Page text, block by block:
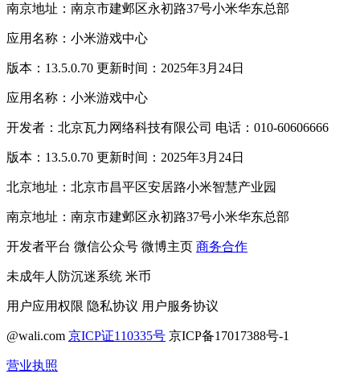
南京地址：南京市建邺区永初路37号小米华东总部
应用名称：小米游戏中心
版本：13.5.0.70 更新时间：2025年3月24日
应用名称：小米游戏中心
开发者：北京瓦力网络科技有限公司 电话：010-60606666
版本：13.5.0.70 更新时间：2025年3月24日
北京地址：北京市昌平区安居路小米智慧产业园
南京地址：南京市建邺区永初路37号小米华东总部
开发者平台 微信公众号 微博主页 商务合作
未成年人防沉迷系统 米币
用户应用权限 隐私协议 用户服务协议
@wali.com 京ICP证110335号 京ICP备17017388号-1
营业执照